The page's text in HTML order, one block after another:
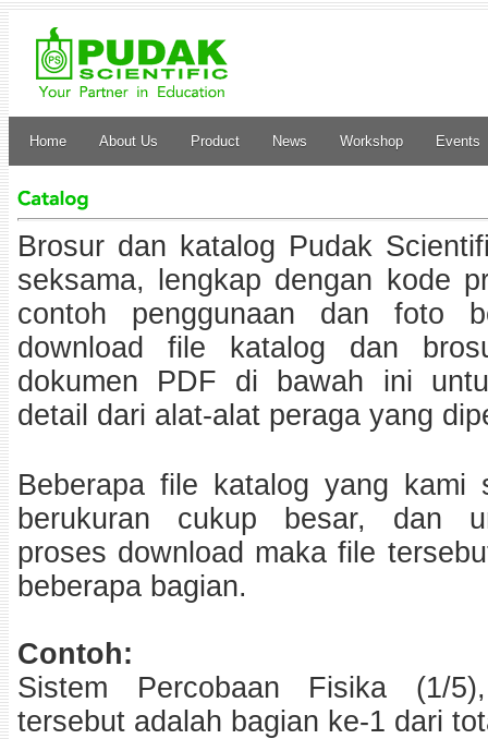
Home About Us Product News Workshop Events
Brosur dan katalog Pudak
seksama, lengkap dengan kode
contoh penggunaan dan foto
download file katalog dan
dokumen PDF di bawah ini
detail dari alat-alat peraga yang
Beberapa file katalog yang kami
berukuran cukup besar, dan
proses download maka file
beberapa bagian.
Contoh:
Sistem Percobaan Fisika (1/
tersebut adalah bagian ke-1 dari